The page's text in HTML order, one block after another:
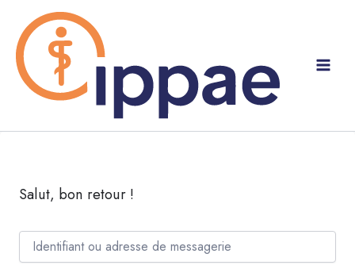
contenu
Salut, bon retour !